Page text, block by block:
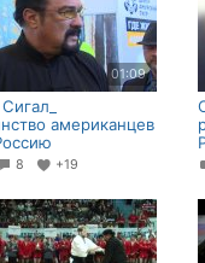
01:09
американцев
8 +19